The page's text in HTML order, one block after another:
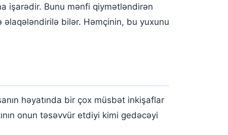
işarədir. Bunu mənfi qiymətləndirən
bilər. Həmçinin, bu yuxunu
həyatında bir çox müsbət inkişaflar
onun təsəvvür etdiyi kimi gedəcəyi